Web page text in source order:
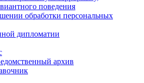
поведения
обработки персональных
дипломатии
архив